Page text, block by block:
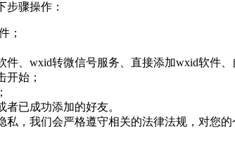
步骤操作：
；
、wxid转微信号服务、直接添加wxid软件
开始；
已成功添加的好友。
，我们会严格遵守相关的法律法规，对您的